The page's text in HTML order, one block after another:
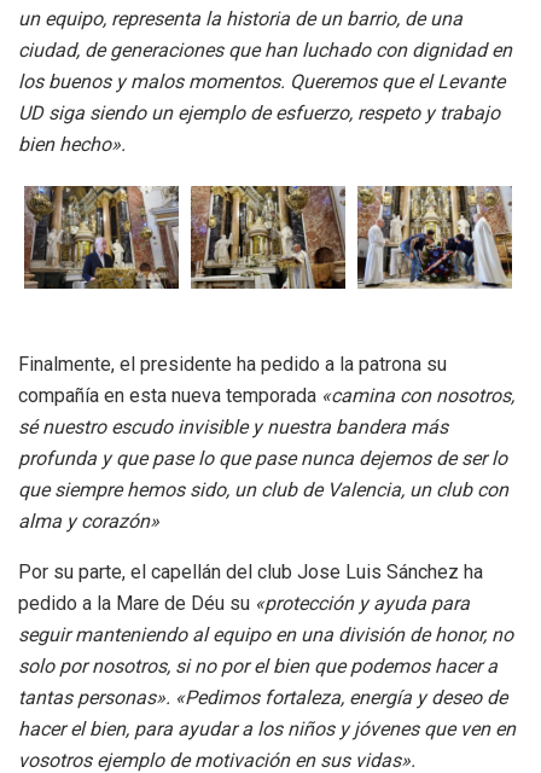
un equipo, representa la historia de un barrio, de una
ciudad, de generaciones que han luchado con dignidad en
los buenos y malos momentos. Queremos que el Levante
UD siga siendo un ejemplo de esfuerzo, respeto y trabajo
bien hecho».
Finalmente, el presidente ha pedido a la patrona su
compañía en esta nueva temporada «camina con nosotros,
sé nuestro escudo invisible y nuestra bandera más
profunda y que pase lo que pase nunca dejemos de ser lo
que siempre hemos sido, un club de Valencia, un club con
alma y corazón»
Por su parte, el capellán del club Jose Luis Sánchez ha
pedido a la Mare de Déu su «protección y ayuda para
seguir manteniendo al equipo en una división de honor, no
solo por nosotros, si no por el bien que podemos hacer a
tantas personas». «Pedimos fortaleza, energía y deseo de
hacer el bien, para ayudar a los niños y jóvenes que ven en
vosotros ejemplo de motivación en sus vidas».